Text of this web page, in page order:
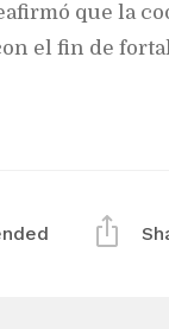
que la
el fin de